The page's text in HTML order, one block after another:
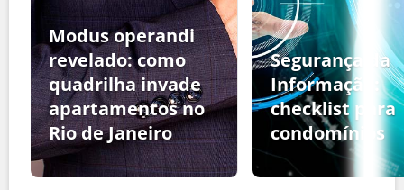
Modus operandi
revelado: como
quadrilha invade
apartamentos no
Rio de Janeiro
Segurança da
Informação:
checklist para
condomínios